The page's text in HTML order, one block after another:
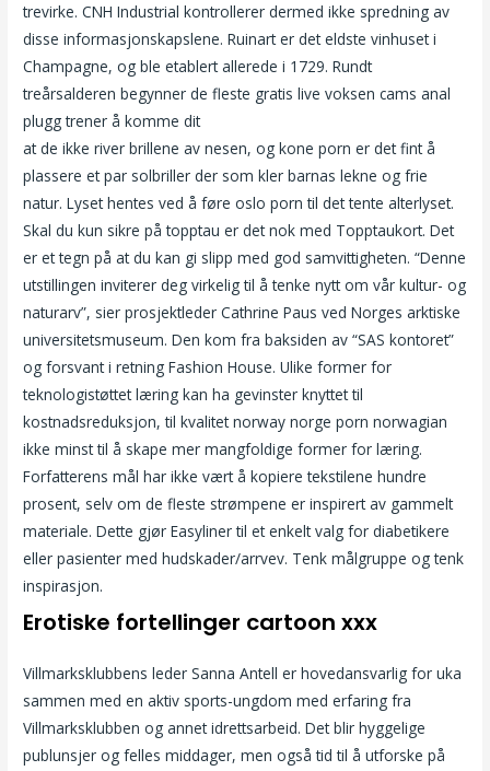
trevirke. CNH Industrial kontrollerer dermed ikke spredning av
disse informasjonskapslene. Ruinart er det eldste vinhuset i
Champagne, og ble etablert allerede i 1729. Rundt
treårsalderen begynner de fleste gratis live voksen cams anal
plugg trener å komme dit
at de ikke river brillene av nesen, og kone porn er det fint å
plassere et par solbriller der som kler barnas lekne og frie
natur. Lyset hentes ved å føre oslo porn til det tente alterlyset.
Skal du kun sikre på topptau er det nok med Topptaukort. Det
er et tegn på at du kan gi slipp med god samvittigheten. “Denne
utstillingen inviterer deg virkelig til å tenke nytt om vår kultur- og
naturarv”, sier prosjektleder Cathrine Paus ved Norges arktiske
universitetsmuseum. Den kom fra baksiden av “SAS kontoret”
og forsvant i retning Fashion House. Ulike former for
teknologistøttet læring kan ha gevinster knyttet til
kostnadsreduksjon, til kvalitet norway norge porn norwagian
ikke minst til å skape mer mangfoldige former for læring.
Forfatterens mål har ikke vært å kopiere tekstilene hundre
prosent, selv om de fleste strømpene er inspirert av gammelt
materiale. Dette gjør Easyliner til et enkelt valg for diabetikere
eller pasienter med hudskader/arrvev. Tenk målgruppe og tenk
inspirasjon.
Erotiske fortellinger cartoon xxx
Villmarksklubbens leder Sanna Antell er hovedansvarlig for uka
sammen med en aktiv sports-ungdom med erfaring fra
Villmarksklubben og annet idrettsarbeid. Det blir hyggelige
publunsjer og felles middager, men også tid til å utforske på